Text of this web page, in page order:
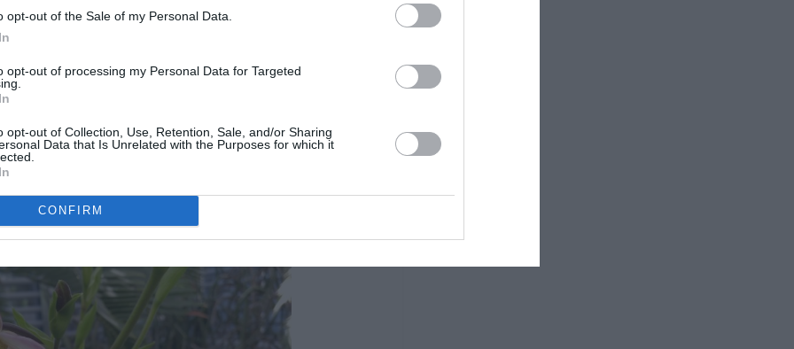
opt-out of the Sale of my Personal Data.
opt-out of processing my Personal Data for Targeted
opt-out of Collection, Use, Retention, Sale, and/or Sharing
Data that Is Unrelated with the Purposes for which it
CONFIRM